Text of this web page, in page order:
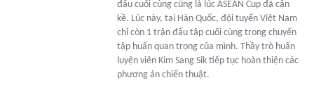
đấu cuối cùng cũng là lúc ASEAN Cup đã cận
kề. Lúc này, tại Hàn Quốc, đội tuyển Việt Nam
chỉ còn 1 trận đấu tập cuối cùng trong chuyến
tập huấn quan trọng của mình. Thầy trò huấn
luyện viên Kim Sang Sik tiếp tục hoàn thiện các
phương án chiến thuật.